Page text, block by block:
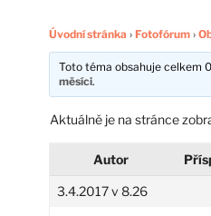
Úvodní stránka › Fotofórum ›
Toto téma obsahuje celkem
měsíci.
Aktuálně je na stránce
Autor
3.4.2017 v 8.26